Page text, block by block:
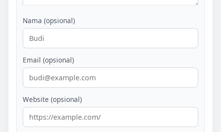
Nama (opsional)
Email (opsional)
Website (opsional)